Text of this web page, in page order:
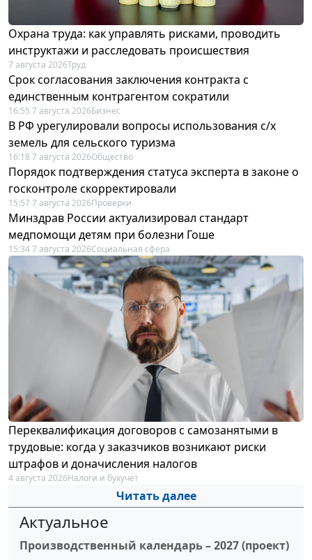
Охрана труда: как управлять рисками, проводить
инструктажи и расследовать происшествия
7 августа 2026Труд
Срок согласования заключения контракта с
единственным контрагентом сократили
16:55 7 августа 2026Бизнес
В РФ урегулировали вопросы использования с/х
земель для сельского туризма
16:18 7 августа 2026Общество
Порядок подтверждения статуса эксперта в законе о
госконтроле скорректировали
15:57 7 августа 2026Проверки
Минздрав России актуализировал стандарт
медпомощи детям при болезни Гоше
15:34 7 августа 2026Социальная сфера
Переквалификация договоров с самозанятыми в
трудовые: когда у заказчиков возникают риски
штрафов и доначисления налогов
4 августа 2026Налоги и бухучет
Читать далее
Актуальное
Производственный календарь – 2027 (проект)